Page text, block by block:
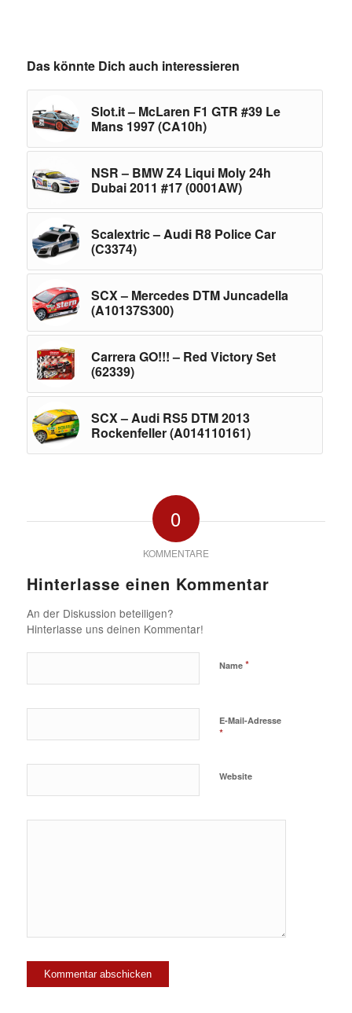
Das könnte Dich auch interessieren
Slot.it – McLaren F1 GTR #39 Le
Mans 1997 (CA10h)
NSR – BMW Z4 Liqui Moly 24h
Dubai 2011 #17 (0001AW)
Scalextric – Audi R8 Police Car
(C3374)
SCX – Mercedes DTM Juncadella
(A10137S300)
Carrera GO!!! – Red Victory Set
(62339)
SCX – Audi RS5 DTM 2013
Rockenfeller (A014110161)
0
KOMMENTARE
Hinterlasse einen Kommentar
An der Diskussion beteiligen?
Hinterlasse uns deinen Kommentar!
Name *
E-Mail-Adresse
*
Website